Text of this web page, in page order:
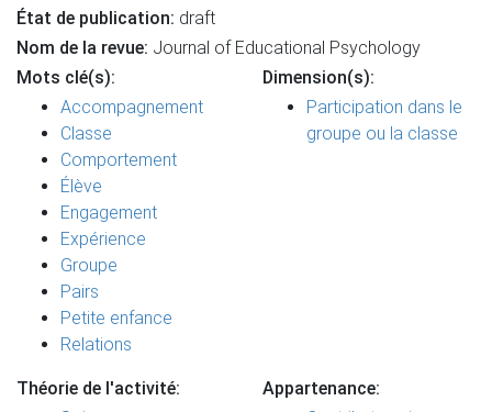
État de publication: draft
Nom de la revue: Journal of Educational Psychology
Mots clé(s):
Accompagnement
Classe
Comportement
Élève
Engagement
Expérience
Groupe
Pairs
Petite enfance
Relations
Dimension(s):
Participation dans le
groupe ou la classe
Théorie de l'activité:
Appartenance: